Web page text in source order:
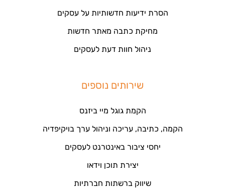
הסרת ידיעות חדשותיות על עסקים
מחיקת כתבה מאתר חדשות
ניהול חוות דעת לעסקים
שירותים נוספים
הקמת גוגל מיי ביזנס
הקמה, כתיבה, עריכה וניהול ערך בויקיפדיה
יחסי ציבור באינטרנט לעסקים
יצירת תוכן וידאו
שיווק ברשתות חברתיות